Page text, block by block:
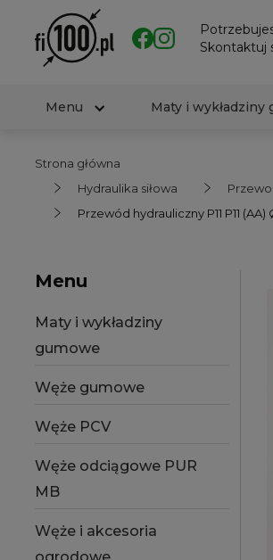
Skontaktuj
Menu Maty i wykładziny
Strona główna
Hydraulika siłowa
Przewód hydrauliczny P11 P11 (AA)
Menu
Maty i wykładziny
gumowe
Węże gumowe
Węże PCV
Węże odciągowe PUR
MB
Węże i akcesoria